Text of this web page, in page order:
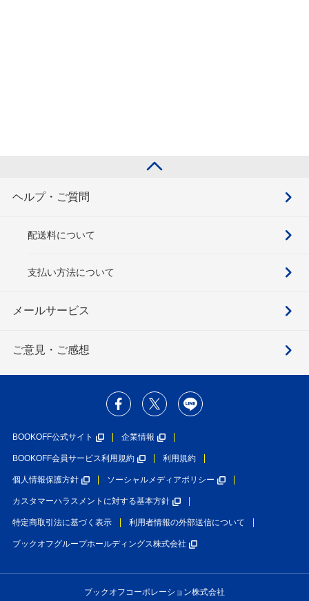
ヘルプ・ご質問
配送料について
支払い方法について
メールサービス
ご意見・ご感想
BOOKOFF公式サイト 企業情報
BOOKOFF会員サービス利用規約 利用規約
個人情報保護方針 ソーシャルメディアポリシー
カスタマーハラスメントに対する基本方針
特定商取引法に基づく表示 利用者情報の外部送信について
ブックオフグループホールディングス株式会社
ブックオフコーポレーション株式会社